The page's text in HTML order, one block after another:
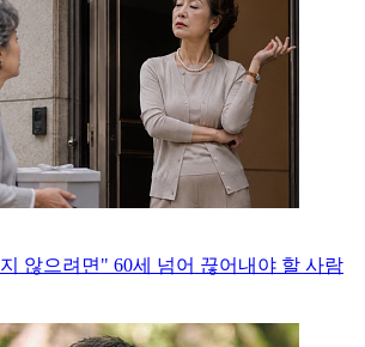
않으려면" 60세 넘어 끊어내야 할 사람